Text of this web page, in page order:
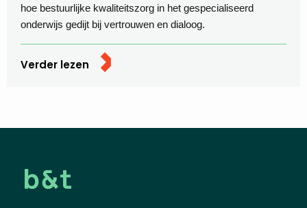
hoe bestuurlijke kwaliteitszorg in het gespecialiseerd
onderwijs gedijt bij vertrouwen en dialoog.
Verder lezen